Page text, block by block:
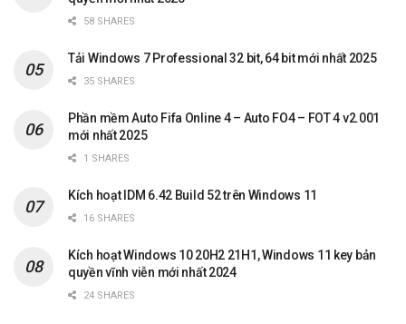
58 SHARES
Tải Windows 7 Professional 32 bit, 64 bit mới nhất 2025
35 SHARES
Phần mềm Auto Fifa Online 4 – Auto FO4 – FOT 4 v2.001
mới nhất 2025
1 SHARES
Kích hoạt IDM 6.42 Build 52 trên Windows 11
16 SHARES
Kích hoạt Windows 10 20H2 21H1, Windows 11 key bản
quyền vĩnh viễn mới nhất 2024
24 SHARES